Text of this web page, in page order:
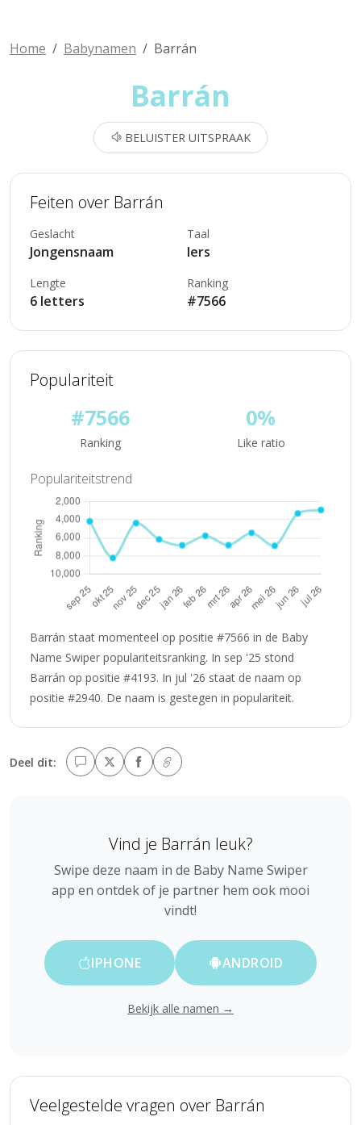
Home Babynamen Barrán
Barrán
BELUISTER UITSPRAAK
Feiten over Barrán
Geslacht
Jongensnaam
Taal
Iers
Lengte
6 letters
Ranking
#7566
Populariteit
#7566
Ranking
0%
Like ratio
Populariteitstrend
Barrán staat momenteel op positie #7566 in de Baby
Name Swiper populariteitsranking. In sep '25 stond
Barrán op positie #4193. In jul '26 staat de naam op
positie #2940. De naam is gestegen in populariteit.
Deel dit:
Vind je Barrán leuk?
Swipe deze naam in de Baby Name Swiper
app en ontdek of je partner hem ook mooi
vindt!
IPHONE ANDROID
Bekijk alle namen →
Veelgestelde vragen over Barrán